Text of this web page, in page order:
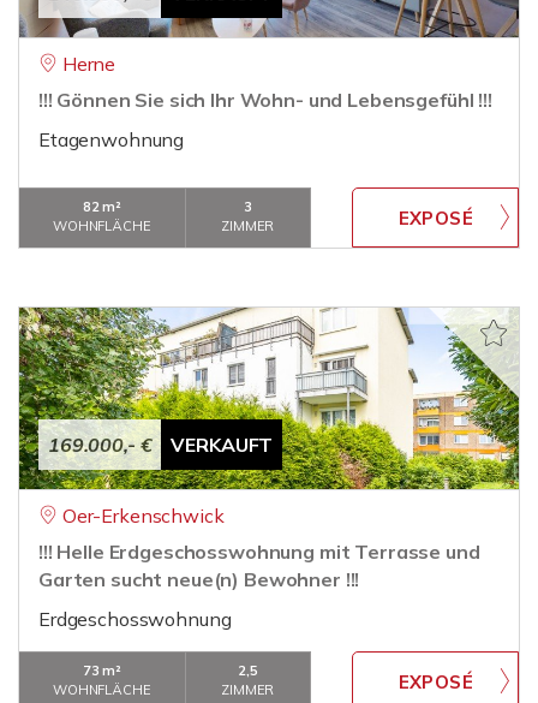
Herne
!!! Gönnen Sie sich Ihr Wohn- und Lebensgefühl !!!
Etagenwohnung
82 m²
WOHNFLÄCHE
3
ZIMMER
169.000,- € VERKAUFT
Oer-Erkenschwick
!!! Helle Erdgeschosswohnung mit Terrasse und
Garten sucht neue(n) Bewohner !!!
Erdgeschosswohnung
73 m²
WOHNFLÄCHE
2,5
ZIMMER